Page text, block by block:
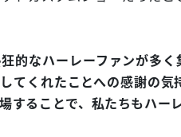
狂的なハーレーファンが多
てくれたことへの感謝の
することで、私たちもハー